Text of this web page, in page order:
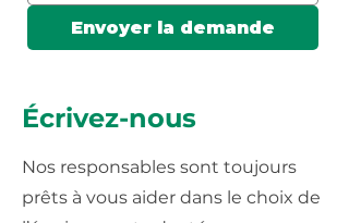
Envoyer la demande
Écrivez-nous
Nos responsables sont toujours
prêts à vous aider dans le choix de